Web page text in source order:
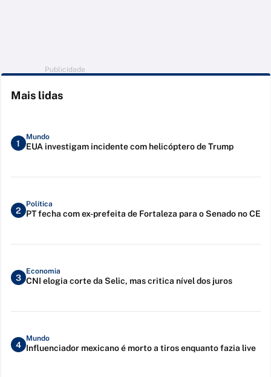
Publicidade
Mais lidas
1
Mundo
EUA investigam incidente com helicóptero de Trump
2
Política
PT fecha com ex-prefeita de Fortaleza para o Senado no CE
3
Economia
CNI elogia corte da Selic, mas critica nível dos juros
4
Mundo
Influenciador mexicano é morto a tiros enquanto fazia live